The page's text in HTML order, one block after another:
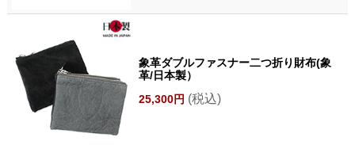
象革ダブルファスナー二つ折り財布(象
革/日本製）
25,300円 (税込)